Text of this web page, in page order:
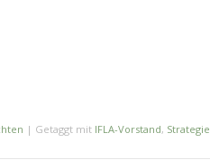
| Getaggt mit IFLA-Vorstand, Strategie